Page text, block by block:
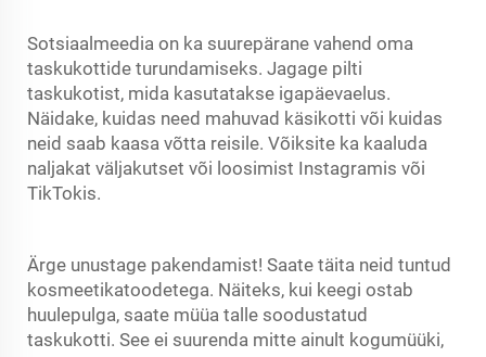
Sotsiaalmeedia on ka suurepärane vahend oma
taskukottide turundamiseks. Jagage pilti
taskukotist, mida kasutatakse igapäevaelus.
Näidake, kuidas need mahuvad käsikotti või kuidas
neid saab kaasa võtta reisile. Võiksite ka kaaluda
naljakat väljakutset või loosimist Instagramis või
TikTokis.
Ärge unustage pakendamist! Saate täita neid tuntud
kosmeetikatoodetega. Näiteks, kui keegi ostab
huulepulga, saate müüa talle soodustatud
taskukotti. See ei suurenda mitte ainult kogumüüki,